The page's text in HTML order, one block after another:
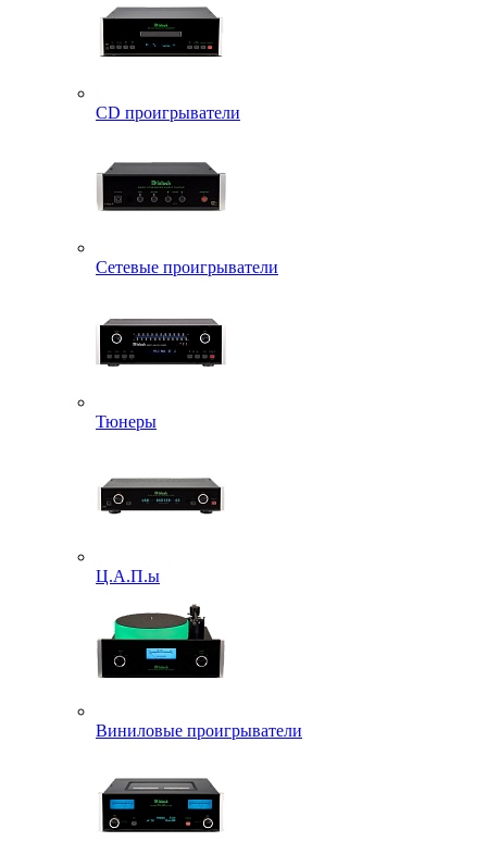
CD проигрыватели
Сетевые проигрыватели
Тюнеры
Ц.А.П.ы
Виниловые проигрыватели